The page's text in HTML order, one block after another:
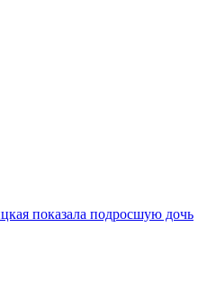
показала подросшую дочь